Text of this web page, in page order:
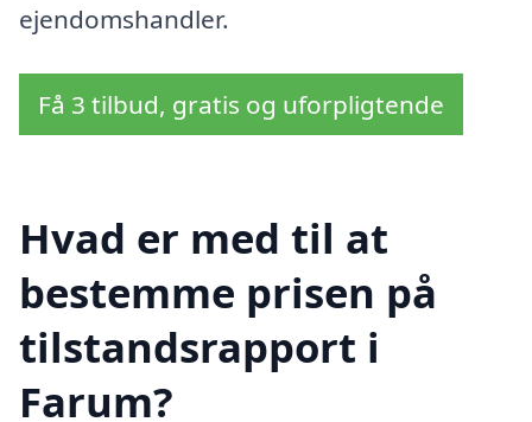
ejendomshandler.
Få 3 tilbud, gratis og uforpligtende
Hvad er med til at
bestemme prisen på
tilstandsrapport i
Farum?